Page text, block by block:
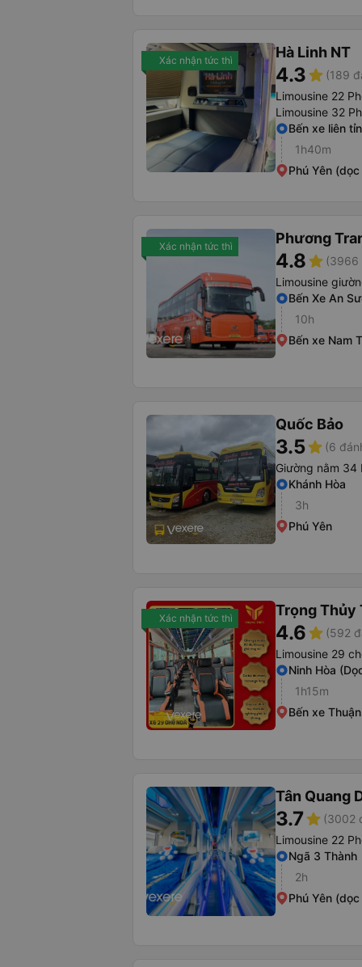
Xác nhận tức thì Hà Linh NT
4.3star (189
Limousine 22
Limousine 32
Bến xe liên
1h40m
Phú Yên (dọc
Xác nhận tức thì Phương
4.8star (3966
Limousine
Bến Xe An
10h
Bến xe Nam
Quốc Bảo
3.5star (6
Giường nằm 34
Khánh Hòa
3h
Phú Yên
Xác nhận tức thì Trọng Thủy
4.6star (592
Limousine 29
Ninh Hòa
1h15m
Bến xe Thuận
Tân Quang
3.7star (3002
Limousine 22
Ngã 3 Thành
2h
Phú Yên (dọc